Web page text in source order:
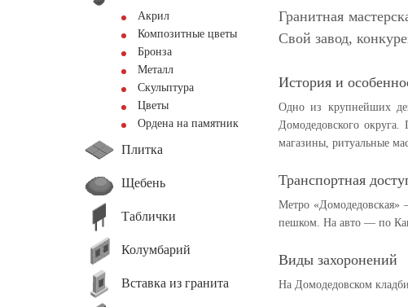
Акрил
Композитные цветы
Бронза
Металл
Скульптура
Цветы
Ордена на памятник
Плитка
Щебень
Таблички
Колумбарий
Вставка из гранита
Гранитная
Свой завод,
История и
Одно из крупнейших
Домодедовского округа.
магазины, ритуальные
Транспортная
Метро «Домодедовская»
пешком. На авто — по
Виды захоронений
На Домодедовском